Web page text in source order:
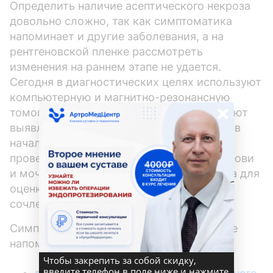
Определить наличие асептического некроза
довольно сложно, так как симптоматика
напоминает и другие заболевания, а на
рентгеновской пленке рассмотреть
изменения на раннем этапе не удается.
Сегодня в диагностических целях используют
компьютерную и магнитно-резонансную
томографию. Эти процедуры способствуют
выявлению нарушений в костных тканях в
начале развития. Кроме того, требуется
провести лабораторное исследование крови
и мочи, а также пройти осмотр у доктора для
оценки рефлексов и подвижности
сочленений.
Симптоматика при асептическом некрозе
напоминает другие заболевания:
Чтобы закрепить за собой скидку,